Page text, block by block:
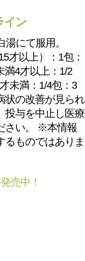
イン
にて服用。
才以上）：1包：
満4才以上：1/2
未満：1/4包：3
状の改善が見られ
投与を中止し医療
さい。 ※本情報
るものではありま
売中！